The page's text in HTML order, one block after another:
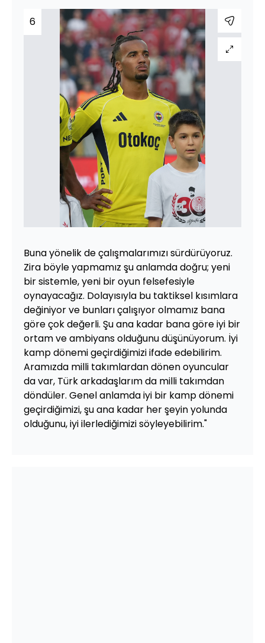
6
Buna yönelik de çalışmalarımızı sürdürüyoruz.
Zira böyle yapmamız şu anlamda doğru; yeni
bir sistemle, yeni bir oyun felsefesiyle
oynayacağız. Dolayısıyla bu taktiksel kısımlara
değiniyor ve bunları çalışıyor olmamız bana
göre çok değerli. Şu ana kadar bana göre iyi bir
ortam ve ambiyans olduğunu düşünüyorum. İyi
kamp dönemi geçirdiğimizi ifade edebilirim.
Aramızda milli takımlardan dönen oyuncular
da var, Türk arkadaşlarım da milli takımdan
döndüler. Genel anlamda iyi bir kamp dönemi
geçirdiğimizi, şu ana kadar her şeyin yolunda
olduğunu, iyi ilerlediğimizi söyleyebilirim."